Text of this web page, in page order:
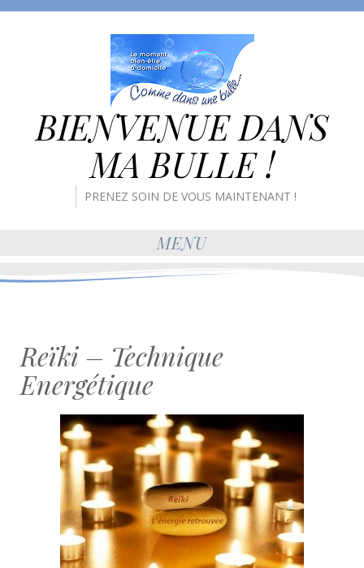
BIENVENUE DANS
MA BULLE !
PRENEZ SOIN DE VOUS MAINTENANT !
MENU
Reïki – Technique
Energétique